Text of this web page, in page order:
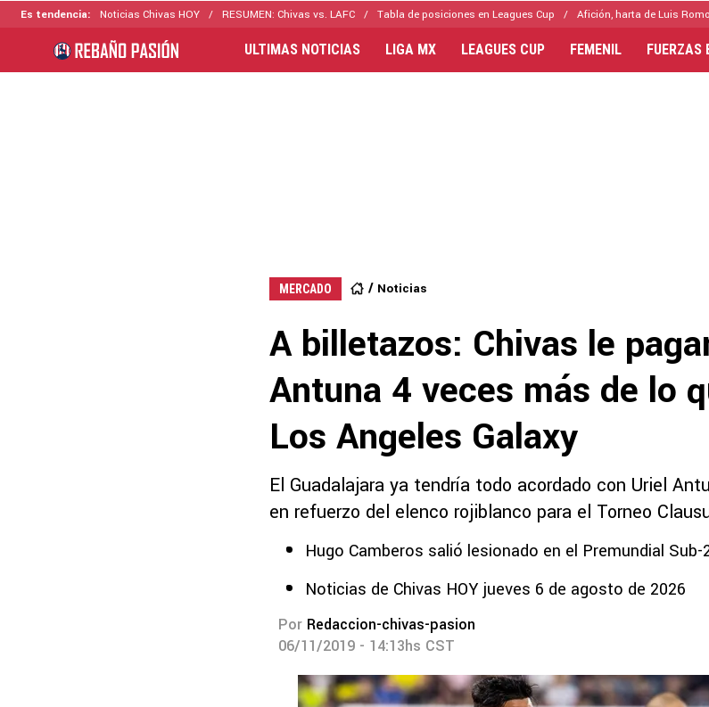
Es tendencia: Noticias Chivas HOY RESUMEN: Chivas vs. LAFC Tabla de posiciones en Leagues Cup Afición, harta de Luis Romo
ULTIMAS NOTICIAS LIGA MX LEAGUES CUP FEMENIL FUERZAS
MERCADO Noticias
A billetazos: Chivas le
Antuna 4 veces más de lo
Los Angeles Galaxy
El Guadalajara ya tendría todo acordado con Uriel
en refuerzo del elenco rojiblanco para el Torneo
Hugo Camberos salió lesionado en el Premundial Sub-
Noticias de Chivas HOY jueves 6 de agosto de 2026
Por Redaccion-chivas-pasion
06/11/2019 - 14:13hs CST